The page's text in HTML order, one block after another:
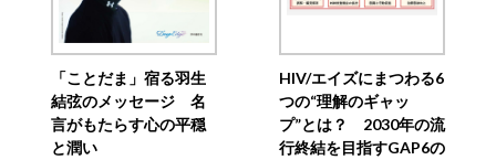
「ことだま」宿る羽生
結弦のメッセージ 名
言がもたらす心の平穏
と潤い
HIV/エイズにまつわる6
つの“理解のギャッ
プ”とは？ 2030年の流
行終結を目指すGAP6の